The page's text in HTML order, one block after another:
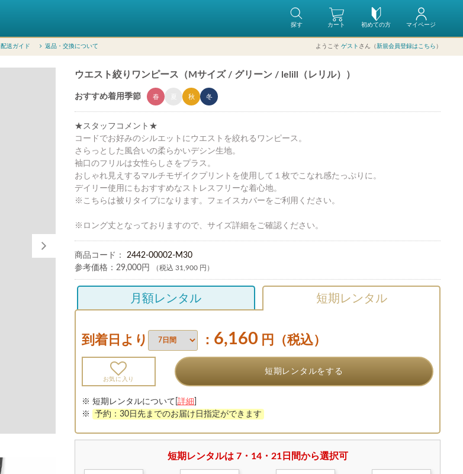
初めての方
カート マイページ
探す
配送ガイド 返品・交換について ようこそ ゲスト さん（新規会員登録はこちら ）
ウエスト絞りワンピース（Mサイズ / グリーン / lelill（レリル））
おすすめ着用季節 春 秋 冬
★スタッフコメント★
コードでお好みのシルエットにウエストを絞れるワンピース。
さらっとした風合いの柔らかいデシン生地。
袖口のフリルは女性らしさをプラス。
おしゃれ見えするマルチモザイクプリントを使用して１枚でこなれ感たっぷりに。
デイリー使用にもおすすめなストレスフリーな着心地。
※こちらは被りタイプになります。フェイスカバーをご利用ください。
※ロング丈となっておりますので、サイズ詳細をご確認ください。
商品コード： 2442-00002-M30
参考価格： 29,000円 （税込 31,900 円）
月額レンタル 短期レンタル
到着日より ： 6,160 円（税込）
お気に入り
短期レンタルをする
※ 短期レンタルについて[ 詳細
※
予約：30日先までのお届け日指定ができます
短期レンタルは 7・14・21日間から選択可